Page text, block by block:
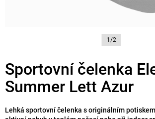
1/2
Sportovní čelenka
Summer Lett Azur
Lehká sportovní čelenka s originálním